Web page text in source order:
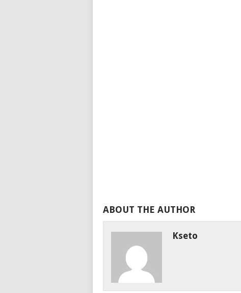
ABOUT THE AUTHOR
Kseto